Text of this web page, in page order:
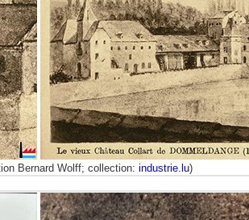
Bernard Wolff; collection: industrie.lu)